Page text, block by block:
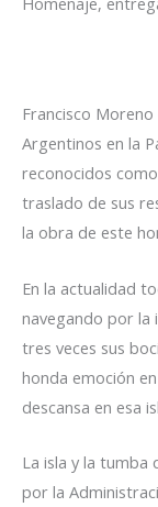
Francisco
Argentinos en la
reconocidos
traslado de sus
la obra de este
En la actualidad
navegando por la
tres veces sus
honda emoción
descansa en esa
La isla y la tumba
por la